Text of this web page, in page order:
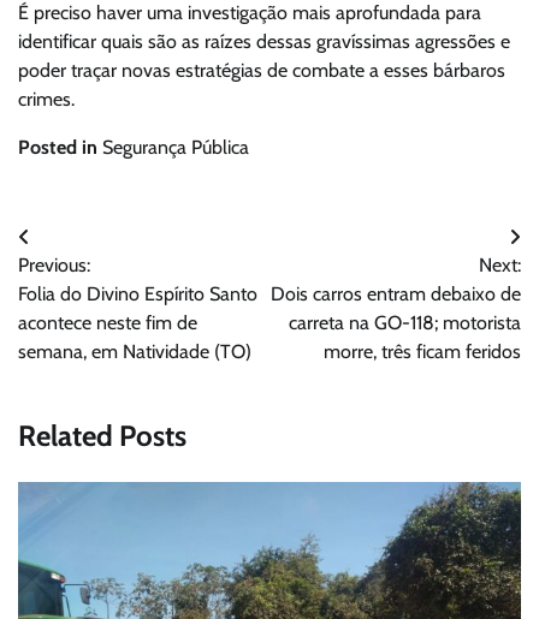
É preciso haver uma investigação mais aprofundada para
identificar quais são as raízes dessas gravíssimas agressões e
poder traçar novas estratégias de combate a esses bárbaros
crimes.
Posted in Segurança Pública
Navegação
de
Post
Previous:
Folia do Divino Espírito Santo
acontece neste fim de
semana, em Natividade (TO)
Next:
Dois carros entram debaixo de
carreta na GO-118; motorista
morre, três ficam feridos
Related Posts